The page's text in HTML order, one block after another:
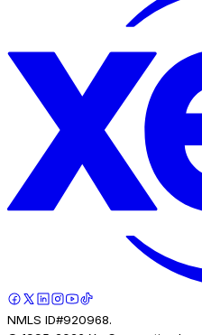
NMLS ID#920968.